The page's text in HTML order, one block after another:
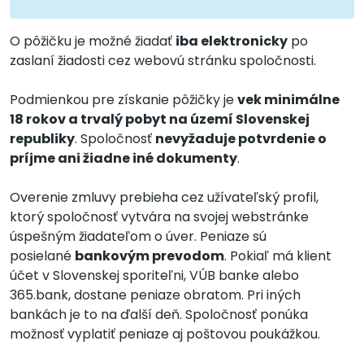
O pôžičku je možné žiadať iba elektronicky po
zaslaní žiadosti cez webovú stránku spoločnosti.
Podmienkou pre získanie pôžičky jevek minimálne
18 rokov a trvalý pobyt na území Slovenskej
republiky. Spoločnosť nevyžaduje potvrdenie o
príjme ani žiadne iné dokumenty.
Overenie zmluvy prebieha cez užívateľský profil,
ktorý spoločnosť vytvára na svojej webstránke
úspešným žiadateľom o úver. Peniaze sú
posielané bankovým prevodom. Pokiaľ má klient
účet v Slovenskej sporiteľni, VÚB banke alebo
365.bank, dostane peniaze obratom. Pri iných
bankách je to na ďalší deň. Spoločnosť ponúka
možnosť vyplatiť peniaze aj poštovou poukážkou.